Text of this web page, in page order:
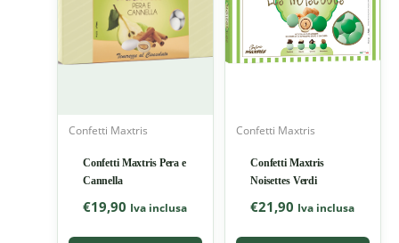
Confetti Maxtris
Confetti Maxtris Pera e
Cannella
€19,90 Iva inclusa
Confetti Maxtris
Confetti Maxtris
Noisettes Verdi
€21,90 Iva inclusa